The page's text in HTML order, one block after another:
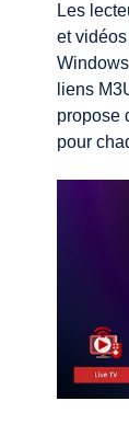
Les
et
liens
propose
pour